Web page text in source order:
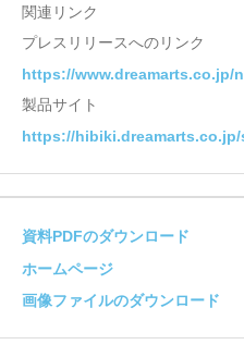
関連リンク
プレスリリースへのリンク
https://www.dreamarts.co.jp/
製品サイト
https://hibiki.dreamarts.co.jp/
資料PDFのダウンロード
ホームページ
画像ファイルのダウンロード